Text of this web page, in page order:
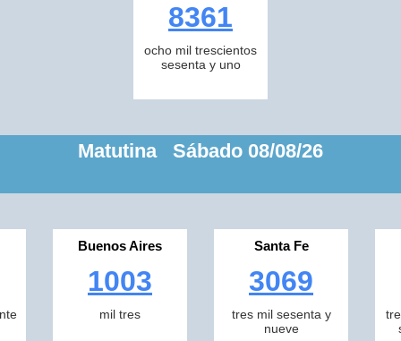
8361
ocho mil trescientos
sesenta y uno
Matutina Sábado 08/08/26
Buenos Aires
1003
mil tres
Santa Fe
3069
tres mil sesenta y
nueve